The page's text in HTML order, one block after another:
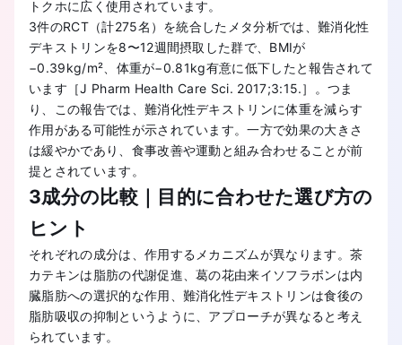
トクホに広く使用されています。
3件のRCT（計275名）を統合したメタ分析では、難消化性
デキストリンを8〜12週間摂取した群で、BMIが
−0.39kg/m²、体重が−0.81kg有意に低下したと報告されて
います［J Pharm Health Care Sci. 2017;3:15.］。つま
り、この報告では、難消化性デキストリンに体重を減らす
作用がある可能性が示されています。一方で効果の大きさ
は緩やかであり、食事改善や運動と組み合わせることが前
提とされています。
3成分の比較｜目的に合わせた選び方の
ヒント
それぞれの成分は、作用するメカニズムが異なります。茶
カテキンは脂肪の代謝促進、葛の花由来イソフラボンは内
臓脂肪への選択的な作用、難消化性デキストリンは食後の
脂肪吸収の抑制というように、アプローチが異なると考え
られています。